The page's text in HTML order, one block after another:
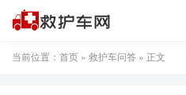
当前位置： 首页 » 救护车问答 » 正文